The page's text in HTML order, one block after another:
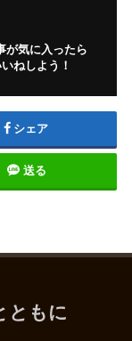
が気に入ったら
ねしよう！
シェア
送る
ともに